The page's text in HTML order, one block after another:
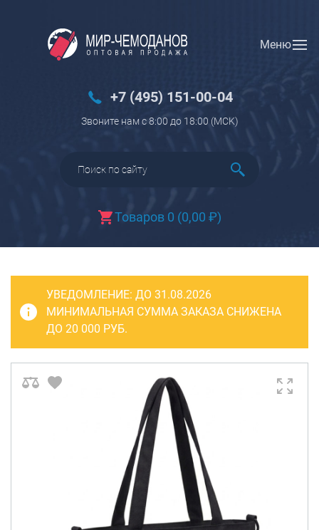
Меню
+7 (495) 151-00-04
Звоните нам с 8:00 до 18:00 (МCK)
Товаров 0 (0,00 ₽)
Вход Регистрация
Багаж
Чемоданы
Чемоданы детские
Пилоты на колесах
Рюкзаки детские для детских
Бьюти-кейсы
САКВОЯЖИ
РАСПРОДАЖА
Сумки колесные
Сумки спортивные
Сумки деловые
Сумки поясные
Сумки пляжные
Сумки для ноутбуков
УВЕДОМЛЕНИЕ: ДО 31.08.2026
МИНИМАЛЬНАЯ СУММА ЗАКАЗА СНИЖЕНА
ДО 20 000 РУБ.